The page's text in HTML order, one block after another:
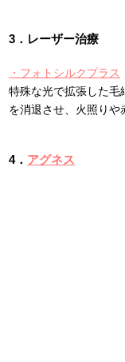
3．レーザー治療
・フォトシルクプラス
特殊な光で拡張した毛
を消退させ、火照りや
4． アグネス